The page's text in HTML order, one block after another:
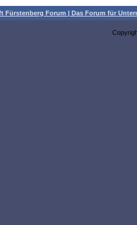
Fürstenberg Forum | Das Forum für